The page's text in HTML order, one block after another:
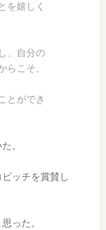
を嬉しく
、自分の
らこそ、
とができ
。
ッチを賞賛し
った。